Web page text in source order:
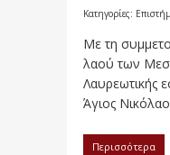
Κατηγορίες:
Με τη
λαού των
Λαυρεωτικής
Άγιος
Περισσότερα